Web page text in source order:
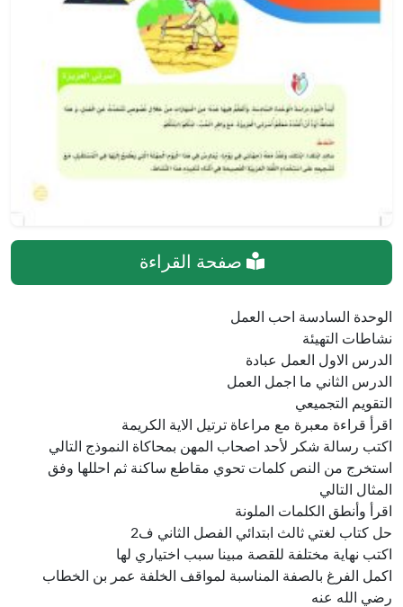
صفحة القراءة
الوحدة السادسة احب العمل
نشاطات التهيئة
الدرس الاول العمل عبادة
الدرس الثاني ما اجمل العمل
التقويم التجميعي
اقرأ قراءة معبرة مع مراعاة ترتيل الاية الكريمة
اكتب رسالة شكر لأحد اصحاب المهن بمحاكاة النموذج التالي
استخرج من النص كلمات تحوي مقاطع ساكنة ثم احللها وفق
المثال التالي
اقرأ وأنطق الكلمات الملونة
حل كتاب لغتي ثالث ابتدائي الفصل الثاني ف2
اكتب نهاية مختلفة للقصة مبينا سبب اختياري لها
اكمل الفرغ بالصفة المناسبة لمواقف الخلفة عمر بن الخطاب
رضي الله عنه